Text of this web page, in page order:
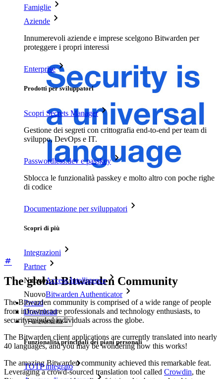
Famiglie
Aziende
Innumerevoli aziende e imprese scelgono Bitwarden per
proteggere i propri interessi
Enterprise
Prodotti per sviluppatori
Scopri Secrets Manager
Gestione dei segreti con crittografia end-to-end per team di
sviluppo, DevOps e IT.
Passwordless.dev e passkey
Sblocca le funzionalità passkey e molto altro con poche righe
di codice
Documentazione per sviluppatori
Scopri di più
Integrazioni
Partner
NuovoAccess Intelligence
NuovoBitwarden Authenticator
Prezzi
Download
Funzionalità
Funzionalità principali dei piani personali
TOTP integrato
The global Bitwarden Community
The Bitwarden community is comprised of a wide range of people
from infrastructure professionals and technology enthusiasts, to
security-minded individuals across the globe.
The Bitwarden client applications are currently translated into nearly
40 languages, and you may be wondering how this works!
The amazing Bitwarden community achieved this remarkable feat.
Leveraging a crowd-sourced translation tool called Crowdin, the